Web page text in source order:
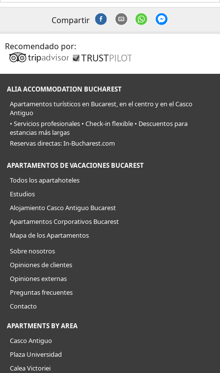
Compartir
Recomendado por:
ALIA ACCOMMODATION BUCHAREST
Apartamentos turísticos en Bucarest, en el centro y en el Casco
Antiguo
• Servicios profesionales • Check-in flexible • Descuentos para
estancias más largas
Reservas directas: In-Bucharest.com
APARTAMENTOS DE VACACIONES BUCAREST
Todos los apartahoteles
Estudios
Alojamiento Casco Antiguo Bucarest
Apartamentos Corporativos Bucarest
Mapa de los Apartamentos
Sobre nosotros
Opiniones de clientes
Opiniones externas
Preguntas frecuentes
Contacto
APARTMENTS BY AREA
Casco Antiguo
Plaza Universidad
Calea Victoriei